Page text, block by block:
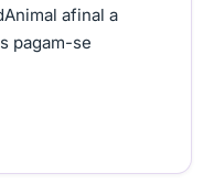
afinal a
pagam-se